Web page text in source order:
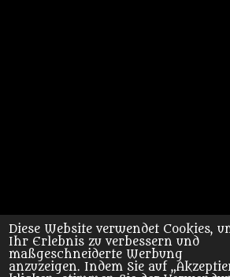
Diese Website verwendet Cookies,
Ihr Erlebnis zu verbessern und
maßgeschneiderte Werbung
anzuzeigen. Indem Sie auf